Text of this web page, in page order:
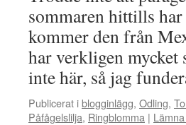
sommaren hittills
kommer den från
har verkligen
inte här, så jag
Publicerat iblogginlägg, Odling,
Påfågelslilja, Ringblomma |